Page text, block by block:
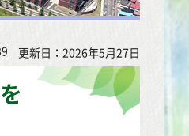
更新日：2026年5月27日